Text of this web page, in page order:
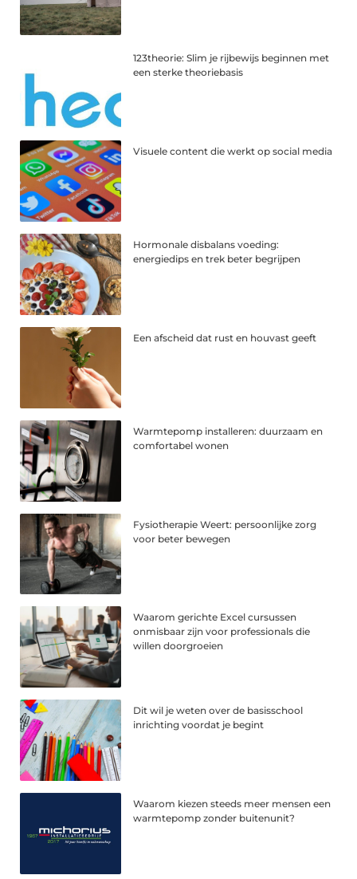
123theorie: Slim je rijbewijs beginnen met
een sterke theoriebasis
Visuele content die werkt op social media
Hormonale disbalans voeding:
energiedips en trek beter begrijpen
Een afscheid dat rust en houvast geeft
Warmtepomp installeren: duurzaam en
comfortabel wonen
Fysiotherapie Weert: persoonlijke zorg
voor beter bewegen
Waarom gerichte Excel cursussen
onmisbaar zijn voor professionals die
willen doorgroeien
Dit wil je weten over de basisschool
inrichting voordat je begint
Waarom kiezen steeds meer mensen een
warmtepomp zonder buitenunit?